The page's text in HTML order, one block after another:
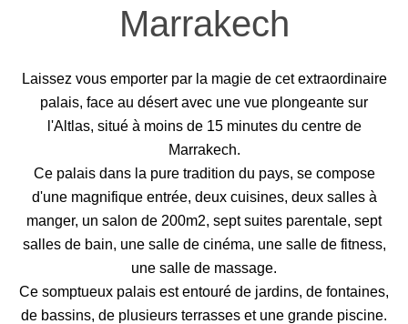
Marrakech
Laissez vous emporter par la magie de cet extraordinaire
palais, face au désert avec une vue plongeante sur
l'Altlas, situé à moins de 15 minutes du centre de
Marrakech.
Ce palais dans la pure tradition du pays, se compose
d'une magnifique entrée, deux cuisines, deux salles à
manger, un salon de 200m2, sept suites parentale, sept
salles de bain, une salle de cinéma, une salle de fitness,
une salle de massage.
Ce somptueux palais est entouré de jardins, de fontaines,
de bassins, de plusieurs terrasses et une grande piscine.